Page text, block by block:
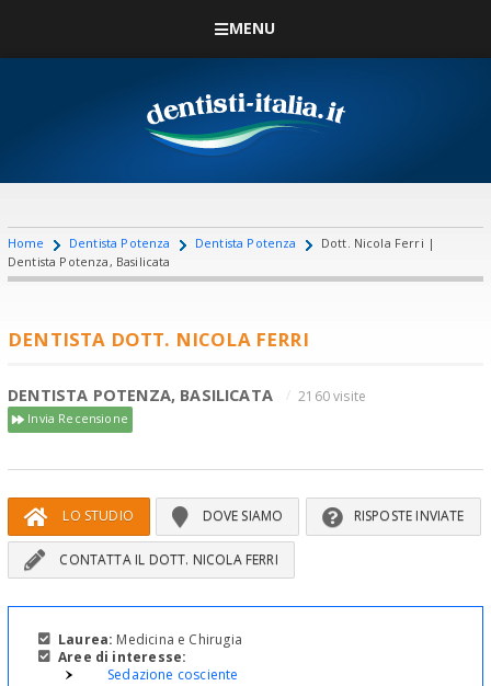
MENU
Home Dentista Potenza Dentista Potenza
Dott. Nicola Ferri |
Dentista Potenza, Basilicata
DENTISTA DOTT. NICOLA FERRI
DENTISTA POTENZA, BASILICATA 2160 visite
Invia Recensione
LO STUDIO DOVE SIAMO RISPOSTE INVIATE
CONTATTA IL DOTT. NICOLA FERRI
Laurea: Medicina e Chirugia
Aree di interesse:
Sedazione cosciente